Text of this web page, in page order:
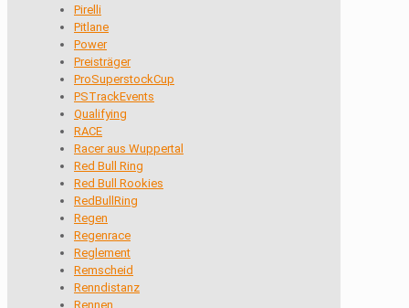
Pirelli
Pitlane
Power
Preisträger
ProSuperstockCup
PSTrackEvents
Qualifying
RACE
Racer aus Wuppertal
Red Bull Ring
Red Bull Rookies
RedBullRing
Regen
Regenrace
Reglement
Remscheid
Renndistanz
Rennen